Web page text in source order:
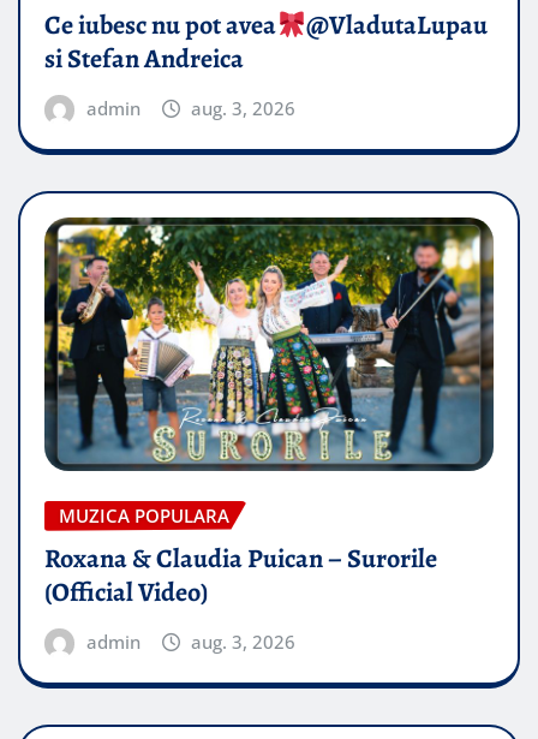
Ce iubesc nu pot avea
​@VladutaLupau
si Stefan Andreica
admin aug. 3, 2026
MUZICA POPULARA
Roxana & Claudia Puican – Surorile
(Official Video)
admin aug. 3, 2026